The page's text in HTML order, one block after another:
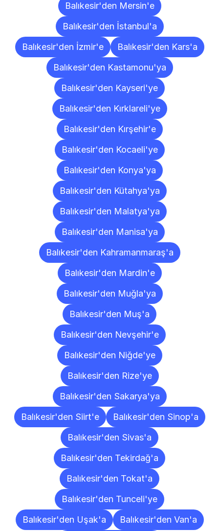
Balıkesir'den Mersin'e
Balıkesir'den İstanbul'a
Balıkesir'den İzmir'e
Balıkesir'den Kars'a
Balıkesir'den Kastamonu'ya
Balıkesir'den Kayseri'ye
Balıkesir'den Kırklareli'ye
Balıkesir'den Kırşehir'e
Balıkesir'den Kocaeli'ye
Balıkesir'den Konya'ya
Balıkesir'den Kütahya'ya
Balıkesir'den Malatya'ya
Balıkesir'den Manisa'ya
Balıkesir'den Kahramanmaraş'a
Balıkesir'den Mardin'e
Balıkesir'den Muğla'ya
Balıkesir'den Muş'a
Balıkesir'den Nevşehir'e
Balıkesir'den Niğde'ye
Balıkesir'den Rize'ye
Balıkesir'den Sakarya'ya
Balıkesir'den Siirt'e
Balıkesir'den Sinop'a
Balıkesir'den Sivas'a
Balıkesir'den Tekirdağ'a
Balıkesir'den Tokat'a
Balıkesir'den Tunceli'ye
Balıkesir'den Uşak'a
Balıkesir'den Van'a